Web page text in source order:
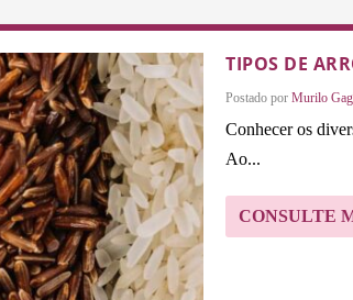
TIPOS DE
Postado por Murilo
Conhecer os
Ao...
CONSULTE